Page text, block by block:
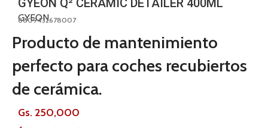
GYEON Q² CERAMIC DETAILER 400ML
GYEON
8809432678007
Producto de mantenimiento
perfecto para coches recubiertos
de cerámica.
Gs. 250,000